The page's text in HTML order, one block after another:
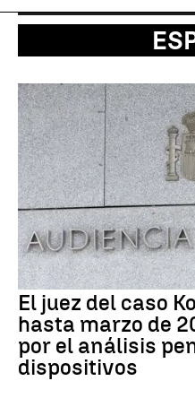
El juez del caso
hasta marzo de
por el análisis
dispositivos